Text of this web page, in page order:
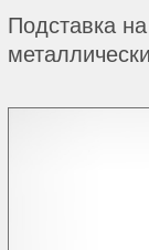
Подставка